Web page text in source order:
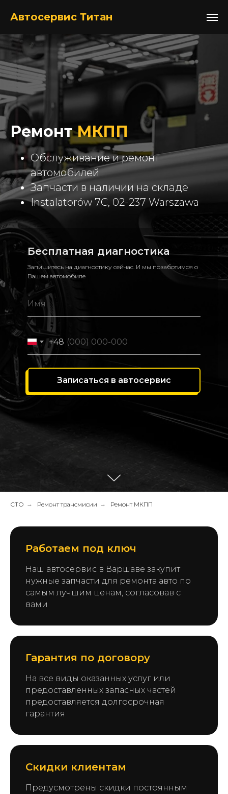
Автосервис Титан+48517052105
РемонтМКПП
Обслуживание и ремонт
автомобилей
Запчасти в наличии на складе
Instalatorów 7C, 02-237 Warszawa
Бесплатная диагностика
Запишитесь на диагностику сейчас. И мы позаботимся о
Вашем автомобиле
+48
Записаться в автосервис
СТО → Ремонт трансмисии → Ремонт МКПП
Работаем под ключ
Наш автосервис в Варшаве закупит
нужные запчасти для ремонта авто по
самым лучшим ценам, согласовав с
вами
Гарантия по договору
На все виды оказанных услуг или
предоставленных запасных частей
предоставляется долгосрочная
гарантия
Скидки клиентам
Предусмотрены скидки постоянным